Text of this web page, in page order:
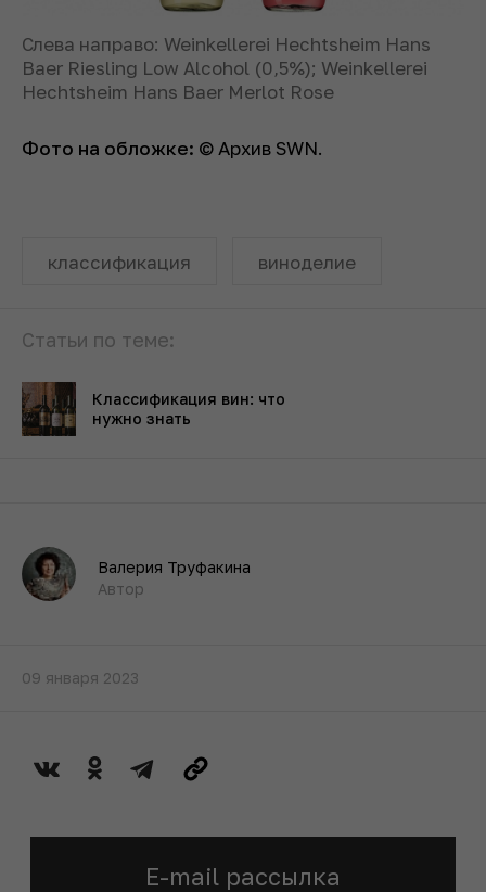
Слева направо: Weinkellerei Hechtsheim Hans
Baer Riesling Low Alcohol (0,5%); Weinkellerei
Hechtsheim Hans Baer Merlot Rose
Фото на обложке: © Архив SWN.
классификация виноделие
Статьи по теме:
Классификация вин: что
нужно знать
Валерия Труфакина
Автор
09 января 2023
E-mail рассылка